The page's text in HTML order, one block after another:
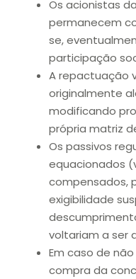
Os acionistas
permanecem
se,
participação
A repactuação
originalmente
modificando
própria matriz
Os passivos
equacionados
compensados,
exigibilidade
voltariam a ser
Em caso de
compra da